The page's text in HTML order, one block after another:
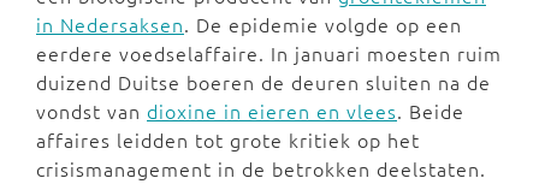
in Nedersaksen. De epidemie volgde op een
eerdere voedselaffaire. In januari moesten ruim
duizend Duitse boeren de deuren sluiten na de
vondst van dioxine in eieren en vlees. Beide
affaires leidden tot grote kritiek op het
crisismanagement in de betrokken deelstaten.